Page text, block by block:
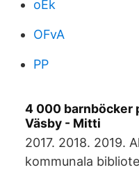
oEk
OFvA
PP
4 000 barnböcker
Väsby - Mitti
2017. 2018. 2019.
kommunala